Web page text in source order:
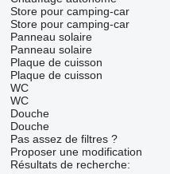
Store pour camping-car
Store pour camping-car
Panneau solaire
Panneau solaire
Plaque de cuisson
Plaque de cuisson
WC
WC
Douche
Douche
Pas assez de filtres ?
Proposer une modification
Résultats de recherche: